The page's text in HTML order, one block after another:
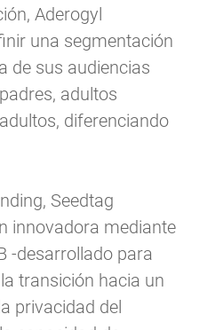
Aderogyl
una segmentación
de sus audiencias
adultos
diferenciando
Seedtag
innovadora mediante
-desarrollado para
transición hacia un
privacidad del